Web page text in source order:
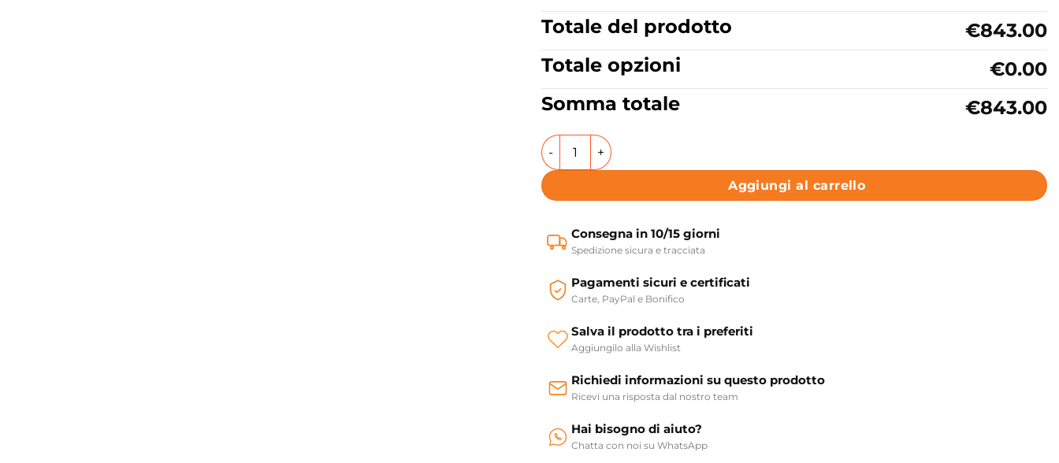
Totale del prodotto
€843.00
Totale opzioni
€0.00
Somma totale
€843.00
Vasca da bagno senza idromassaggio 160×70 cm Astra Colacril quantità
Aggiungi al carrello
Consegna in 10/15 giorni
Spedizione sicura e tracciata
Pagamenti sicuri e certificati
Carte, PayPal e Bonifico
Salva il prodotto tra i preferiti
Aggiungilo alla Wishlist
Richiedi informazioni su questo prodotto
Ricevi una risposta dal nostro team
Hai bisogno di aiuto?
Chatta con noi su WhatsApp